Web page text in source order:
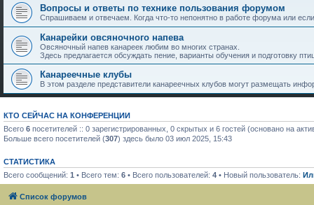
Вопросы и ответы по технике пользования форумом
Спрашиваем и отвечаем. Когда что-то непонятно в работе форума или
Канарейки овсяночного напева
Овсяночный напев канареек любим во многих странах.
Здесь предлагается обсуждать пение, варианты обучения и подготовку
Канареечные клубы
В этом разделе представители канареечных клубов могут размещать
КТО СЕЙЧАС НА КОНФЕРЕНЦИИ
Всего 6 посетителей :: 0 зарегистрированных, 0 скрытых и 6 гостей (основано на
Больше всего посетителей (307) здесь было 03 июл 2025, 15:43
СТАТИСТИКА
Всего сообщений: 1 • Всего тем: 6 • Всего пользователей: 4 • Новый пользователь:
Список форумов